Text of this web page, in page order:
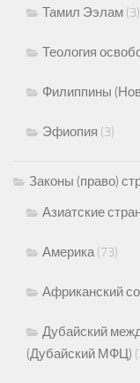
Тамил Ээлам (3)
Теология
Филиппины
Эфиопия (3)
Законы (право)
Азиатские
Америка(73)
Африканский
Дубайский
(Дубайский МФЦ)